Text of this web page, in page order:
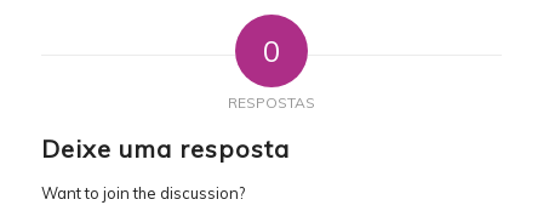
0
RESPOSTAS
Deixe uma resposta
Want to join the discussion?